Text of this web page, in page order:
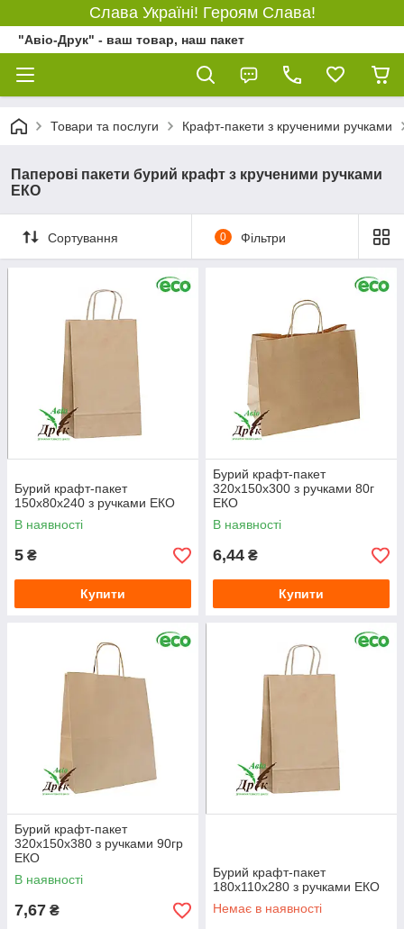
Слава Україні! Героям Слава!
"Авіо-Друк" - ваш товар, наш пакет
Товари та послуги Крафт-пакети з крученими ручками
Паперові пакети бурий крафт з крученими ручками
ЕКО
Сортування 0 Фільтри
Бурий крафт-пакет
150х80х240 з ручками ЕКО
В наявності
5 ₴
Купити
Бурий крафт-пакет
320х150х300 з ручками 80г
ЕКО
В наявності
6,44 ₴
Купити
Бурий крафт-пакет
320х150х380 з ручками 90гр
ЕКО
В наявності
7,67 ₴
Бурий крафт-пакет
180х110х280 з ручками ЕКО
Немає в наявності